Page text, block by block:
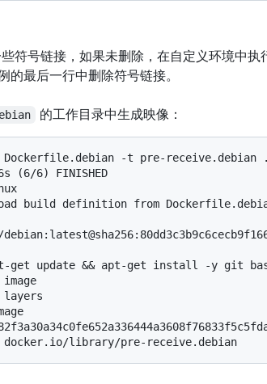
符号链接，如果未删除，在自定义环境中执
的最后一行中删除符号链接。
的工作目录中生成映像：
-t pre-receive.debian .
(6/6) FINISHED
build definition from
get update && apt-get install -y git
layers
docker.io/library/pre-receive.debian